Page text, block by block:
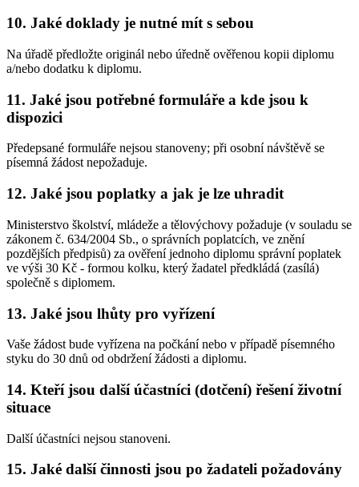
10. Jaké doklady je nutné mít s sebou
Na úřadě předložte originál nebo úředně ověřenou kopii diplomu
a/nebo dodatku k diplomu.
11. Jaké jsou potřebné formuláře a kde jsou k
dispozici
Předepsané formuláře nejsou stanoveny; při osobní návštěvě se
písemná žádost nepožaduje.
12. Jaké jsou poplatky a jak je lze uhradit
Ministerstvo školství, mládeže a tělovýchovy požaduje (v souladu se
zákonem č. 634/2004 Sb., o správních poplatcích, ve znění
pozdějších předpisů) za ověření jednoho diplomu správní poplatek
ve výši 30 Kč - formou kolku, který žadatel předkládá (zasílá)
společně s diplomem.
13. Jaké jsou lhůty pro vyřízení
Vaše žádost bude vyřízena na počkání nebo v případě písemného
styku do 30 dnů od obdržení žádosti a diplomu.
14. Kteří jsou další účastníci (dotčení) řešení životní
situace
Další účastníci nejsou stanoveni.
15. Jaké další činnosti jsou po žadateli požadovány